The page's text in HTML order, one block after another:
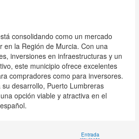
consolidando como un mercado
en la Región de Murcia. Con una
inversiones en infraestructuras y un
este municipio ofrece excelentes
compradores como para inversores.
desarrollo, Puerto Lumbreras
opción viable y atractiva en el
Entrada